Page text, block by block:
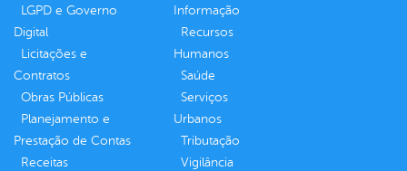
LGPD e Governo
Digital
Licitações e
Contratos
Obras Públicas
Planejamento e
Prestação de Contas
Receitas
Informação
Recursos
Humanos
Saúde
Serviços
Urbanos
Tributação
Vigilância